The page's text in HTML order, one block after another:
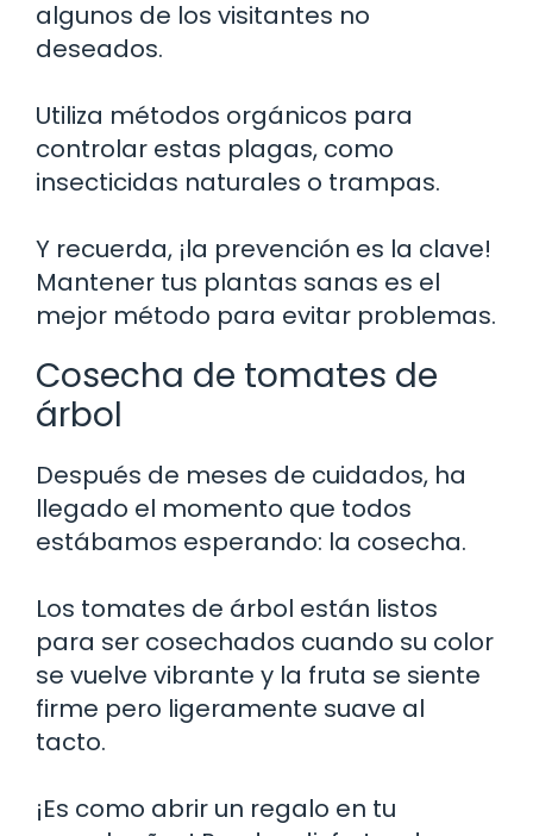
algunos de los visitantes no
deseados.
Utiliza métodos orgánicos para
controlar estas plagas, como
insecticidas naturales o trampas.
Y recuerda, ¡la prevención es la clave!
Mantener tus plantas sanas es el
mejor método para evitar problemas.
Cosecha de tomates de
árbol
Después de meses de cuidados, ha
llegado el momento que todos
estábamos esperando: la cosecha.
Los tomates de árbol están listos
para ser cosechados cuando su color
se vuelve vibrante y la fruta se siente
firme pero ligeramente suave al
tacto.
¡Es como abrir un regalo en tu